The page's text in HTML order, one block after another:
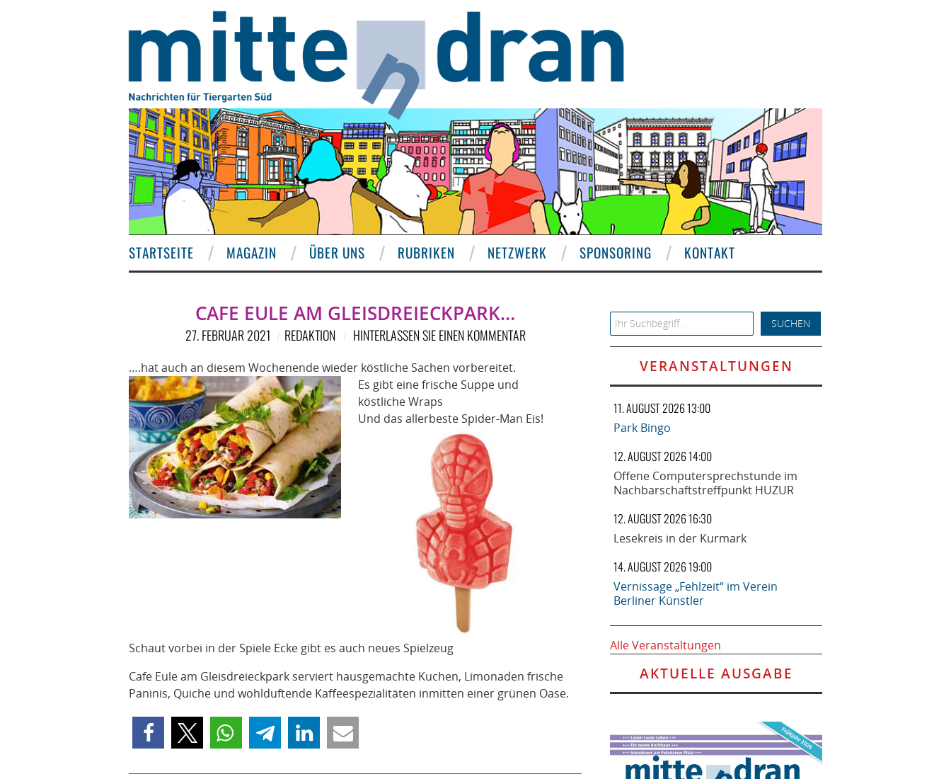
STARTSEITE MAGAZIN ÜBER UNS RUBRIKEN NETZWERK SPONSORING KONTAKT
CAFE EULE AM GLEISDREIECKPARK…
27. FEBRUAR 2021 REDAKTION HINTERLASSEN SIE EINEN KOMMENTAR
….hat auch an diesem Wochenende wieder köstliche Sachen vorbereitet.
Es gibt eine frische Suppe und
köstliche Wraps
Und das allerbeste Spider-Man Eis!
Schaut vorbei in der Spiele Ecke gibt es auch neues Spielzeug
Cafe Eule am Gleisdreieckpark serviert hausgemachte Kuchen, Limonaden frische
Paninis, Quiche und wohlduftende Kaffeespezialitäten inmitten einer grünen Oase.
Search for:
VERANSTALTUNGEN
11. AUGUST 2026 13:00
Park Bingo
12. AUGUST 2026 14:00
Offene Computersprechstunde im
Nachbarschaftstreffpunkt HUZUR
12. AUGUST 2026 16:30
Lesekreis in der Kurmark
14. AUGUST 2026 19:00
Vernissage „Fehlzeit“ im Verein
Berliner Künstler
Alle Veranstaltungen
AKTUELLE AUSGABE